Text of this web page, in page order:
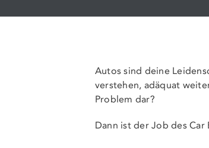
Autos sind deine
verstehen, adäquat
Problem dar?
Dann ist der Job des Car